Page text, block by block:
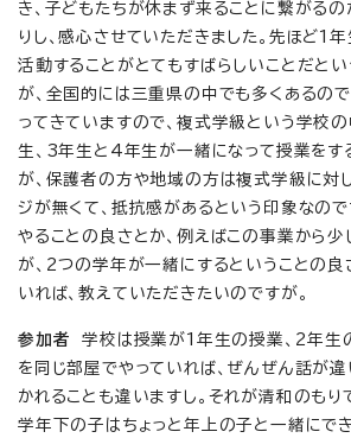
き、子どもたちが休まず来ることに繋がるの
りし、感心させていただきました。先ほど1
活動することがとてもすばらしいことだとい
が、全国的には三重県の中でも多くあるの
ってきていますので、複式学級という学校
生、3年生と4年生が一緒になって授業をす
が、保護者の方や地域の方は複式学級に対
ジが無くて、抵抗感があるという印象なの
やることの良さとか、例えばこの事業から少
が、2つの学年が一緒にするということの良
いれば、教えていただきたいのですが。
参加者
学校は授業が1年生の授業、2年生
を同じ部屋でやっていれば、ぜんぜん話が違
かれることも違いますし。それが清和のもり
学年下の子はちょっと年上の子と一緒にで